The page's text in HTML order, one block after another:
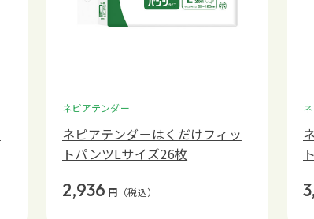
ネピアテンダー
ネピアテンダーはくだけフィッ
トパンツLサイズ26枚
2,936 円 （税込）